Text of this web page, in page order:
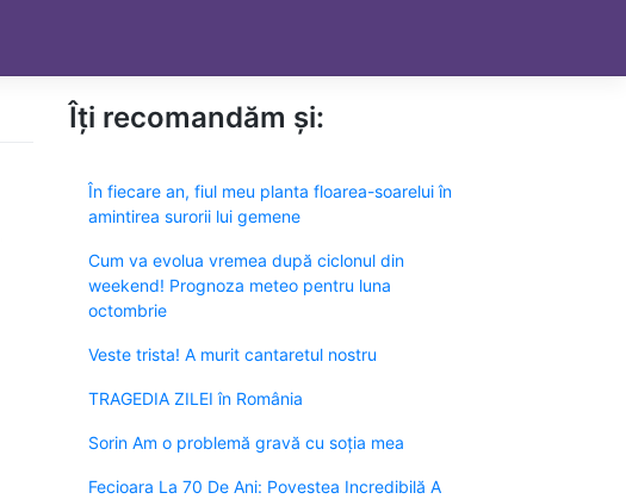
Îți recomandăm și:
În fiecare an, fiul meu planta floarea-soarelui în
amintirea surorii lui gemene
Cum va evolua vremea după ciclonul din
weekend! Prognoza meteo pentru luna
octombrie
Veste trista! A murit cantaretul nostru
TRAGEDIA ZILEI în România
Sorin Am o problemă gravă cu soția mea
Fecioara La 70 De Ani: Povestea Incredibilă A